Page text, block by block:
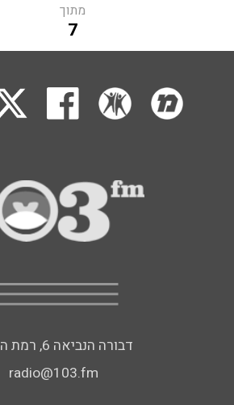
מתוך
7
דבורה הנביאה 6, רמת השרון
radio@103.fm